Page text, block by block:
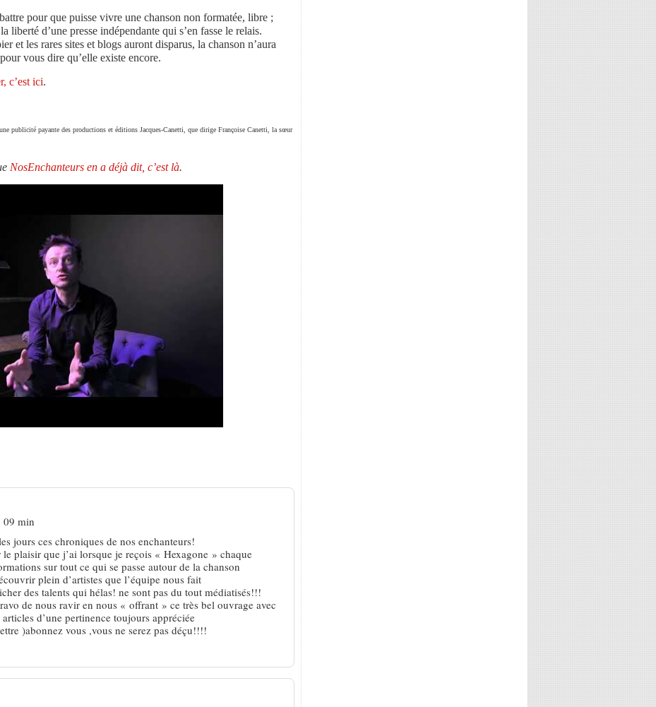
pour que puisse vivre une chanson non formatée, libre ;
liberté d’une presse indépendante qui s’en fasse le relais.
et les rares sites et blogs auront disparus, la chanson n’aura
vous dire qu’elle existe encore.
c’est ici.
publicité payante des productions et éditions Jacques-Canetti, que dirige Françoise Canetti, la sœur
NosEnchanteurs en a déjà dit, c’est là.
09 min
jours ces chroniques de nos enchanteurs!
plaisir que j’ai lorsque je reçois « Hexagone » chaque
sur tout ce qui se passe autour de la chanson
plein d’artistes que l’équipe nous fait
des talents qui hélas! ne sont pas du tout médiatisés!!!
de nous ravir en nous « offrant » ce très bel ouvrage avec
d’une pertinence toujours appréciée
)abonnez vous ,vous ne serez pas déçu!!!!